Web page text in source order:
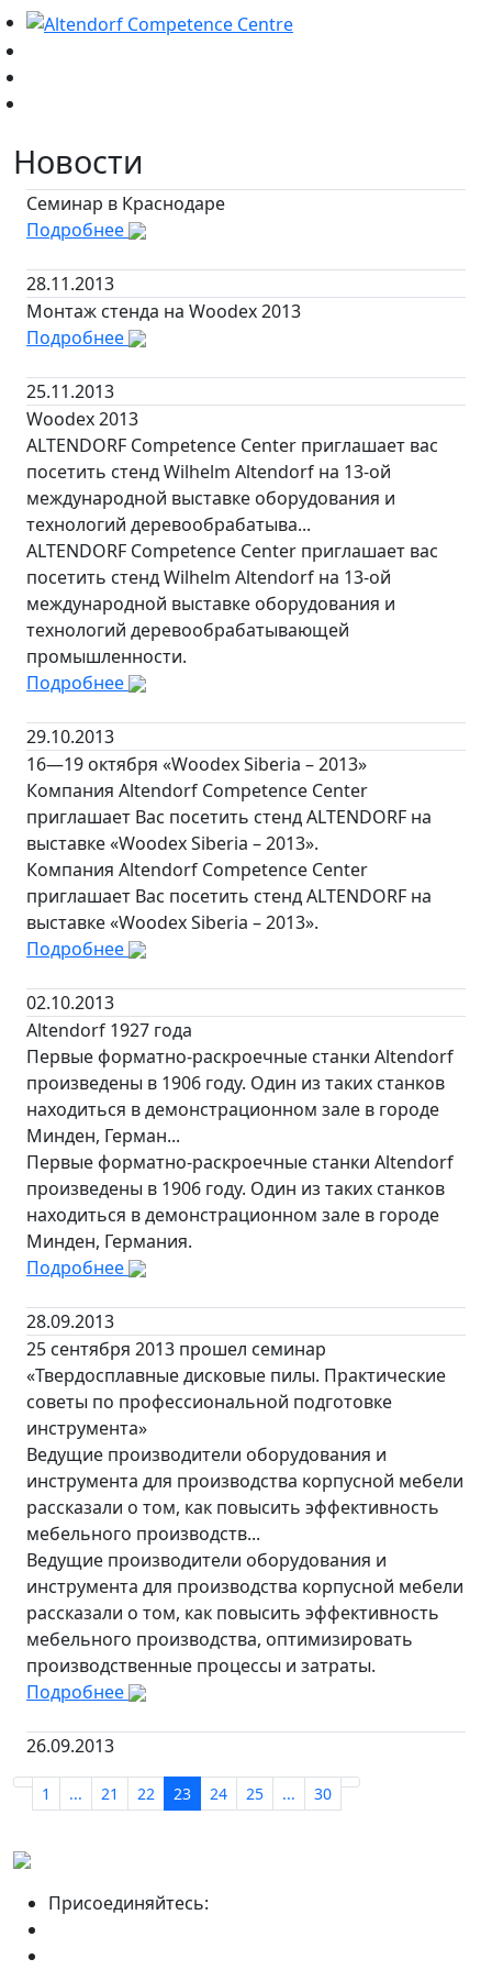
Новости
Семинар в Краснодаре
Подробнее
28.11.2013
Монтаж стенда на Woodex 2013
Подробнее
25.11.2013
Woodex 2013
ALTENDORF Competence Center приглашает вас
посетить стенд Wilhelm Altendorf на 13-ой
международной выставке оборудования и
технологий деревообрабатыва...
ALTENDORF Competence Center приглашает вас
посетить стенд Wilhelm Altendorf на 13-ой
международной выставке оборудования и
технологий деревообрабатывающей
промышленности.
Подробнее
29.10.2013
16—19 октября «Woodex Siberia – 2013»
Компания Altendorf Competence Center
приглашает Вас посетить стенд ALTENDORF на
выставке «Woodex Siberia – 2013».
Компания Altendorf Competence Center
приглашает Вас посетить стенд ALTENDORF на
выставке «Woodex Siberia – 2013».
Подробнее
02.10.2013
Altendorf 1927 года
Первые форматно-раскроечные станки Altendorf
произведены в 1906 году. Один из таких станков
находиться в демонстрационном зале в городе
Минден, Герман...
Первые форматно-раскроечные станки Altendorf
произведены в 1906 году. Один из таких станков
находиться в демонстрационном зале в городе
Минден, Германия.
Подробнее
28.09.2013
25 сентября 2013 прошел семинар
«Твердосплавные дисковые пилы. Практические
советы по профессиональной подготовке
инструмента»
Ведущие производители оборудования и
инструмента для производства корпусной мебели
рассказали о том, как повысить эффективность
мебельного производств...
Ведущие производители оборудования и
инструмента для производства корпусной мебели
рассказали о том, как повысить эффективность
мебельного производства, оптимизировать
производственные процессы и затраты.
Подробнее
26.09.2013
1 ... 21 22 23 24 25 ... 30
Присоединяйтесь: